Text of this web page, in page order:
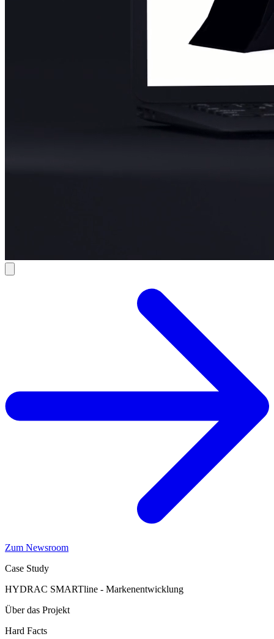
Zum Newsroom
Case Study
HYDRAC SMARTline - Markenentwicklung
Über das Projekt
Hard Facts